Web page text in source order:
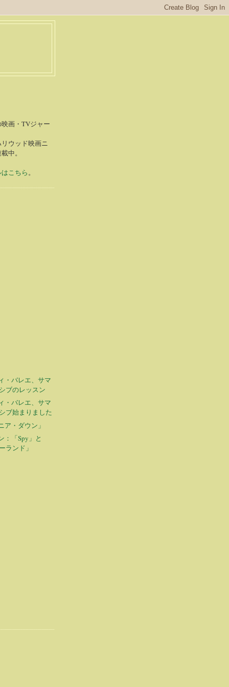
画・TVジャー
ウッド映画ニ
中。
こちら。
・バレエ、サマ
ブのレッスン
・バレエ、サマ
ブ始まりました
ア・ダウン」
：「Spy」と
ランド」